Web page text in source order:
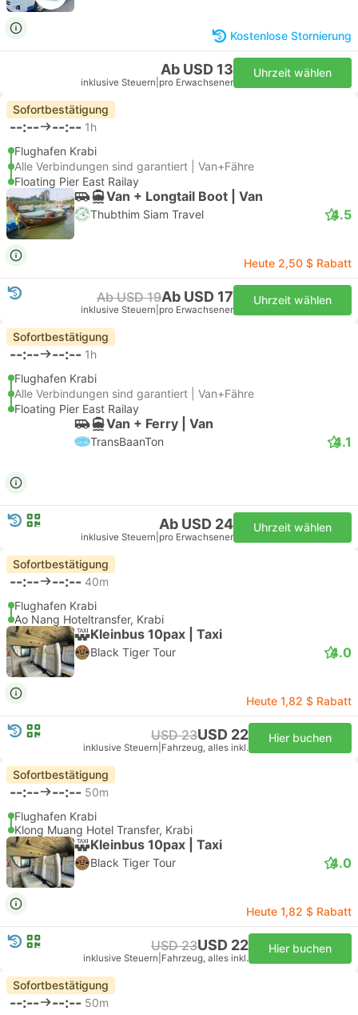
Kostenlose Stornierung
Ab USD 13
inklusive Steuern pro Erwachsener
Uhrzeit wählen
Sofortbestätigung
--:-- --:-- 1h
Flughafen Krabi
Alle Verbindungen sind garantiert | Van+Fähre
Floating Pier East Railay
Van + Longtail Boot | Van
Thubthim Siam Travel 4.5
Heute 2,50 $ Rabatt
Ab USD 19Ab USD 17
inklusive Steuern pro Erwachsener
Uhrzeit wählen
Sofortbestätigung
--:-- --:-- 1h
Flughafen Krabi
Alle Verbindungen sind garantiert | Van+Fähre
Floating Pier East Railay
Van + Ferry | Van
TransBaanTon 4.1
Ab USD 24
inklusive Steuern pro Erwachsener
Uhrzeit wählen
Sofortbestätigung
--:-- --:-- 40m
Flughafen Krabi
Ao Nang Hoteltransfer, Krabi
Kleinbus 10pax | Taxi
Black Tiger Tour 4.0
Heute 1,82 $ Rabatt
USD 23USD 22
inklusive Steuern Fahrzeug, alles inkl.
Hier buchen
Sofortbestätigung
--:-- --:-- 50m
Flughafen Krabi
Klong Muang Hotel Transfer, Krabi
Kleinbus 10pax | Taxi
Black Tiger Tour 4.0
Heute 1,82 $ Rabatt
USD 23USD 22
inklusive Steuern Fahrzeug, alles inkl.
Hier buchen
Sofortbestätigung
--:-- --:-- 50m